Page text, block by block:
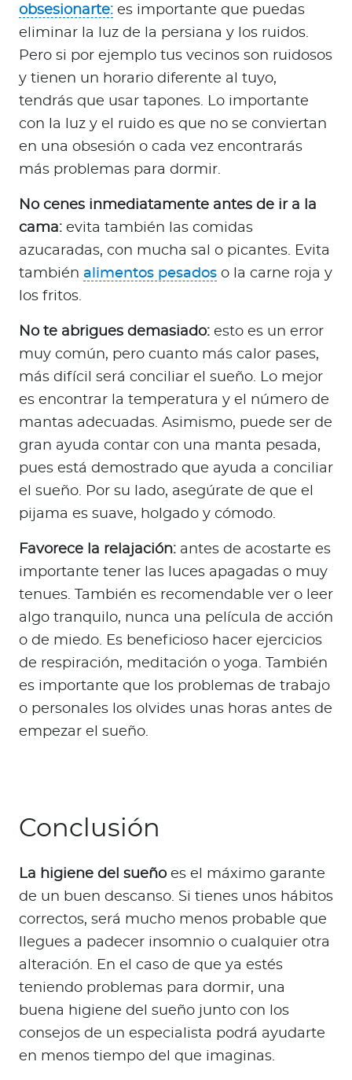
obsesionarte: es importante que puedas
eliminar la luz de la persiana y los ruidos.
Pero si por ejemplo tus vecinos son ruidosos
y tienen un horario diferente al tuyo,
tendrás que usar tapones. Lo importante
con la luz y el ruido es que no se conviertan
en una obsesión o cada vez encontrarás
más problemas para dormir.
No cenes inmediatamente antes de ir a la
cama: evita también las comidas
azucaradas, con mucha sal o picantes. Evita
también alimentos pesados o la carne roja y
los fritos.
No te abrigues demasiado: esto es un error
muy común, pero cuanto más calor pases,
más difícil será conciliar el sueño. Lo mejor
es encontrar la temperatura y el número de
mantas adecuadas. Asimismo, puede ser de
gran ayuda contar con una manta pesada,
pues está demostrado que ayuda a conciliar
el sueño. Por su lado, asegúrate de que el
pijama es suave, holgado y cómodo.
Favorece la relajación: antes de acostarte es
importante tener las luces apagadas o muy
tenues. También es recomendable ver o leer
algo tranquilo, nunca una película de acción
o de miedo. Es beneficioso hacer ejercicios
de respiración, meditación o yoga. También
es importante que los problemas de trabajo
o personales los olvides unas horas antes de
empezar el sueño.
Conclusión
La higiene del sueñoes el máximo garante
de un buen descanso. Si tienes unos hábitos
correctos, será mucho menos probable que
llegues a padecer insomnio o cualquier otra
alteración. En el caso de que ya estés
teniendo problemas para dormir, una
buena higiene del sueño junto con los
consejos de un especialista podrá ayudarte
en menos tiempo del que imaginas.